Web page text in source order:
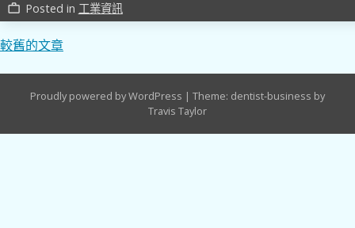
work_outline Posted in 工業資訊
文
章
覽
較舊的文章
Proudly powered by WordPress | Theme: dentist-business by
Travis Taylor